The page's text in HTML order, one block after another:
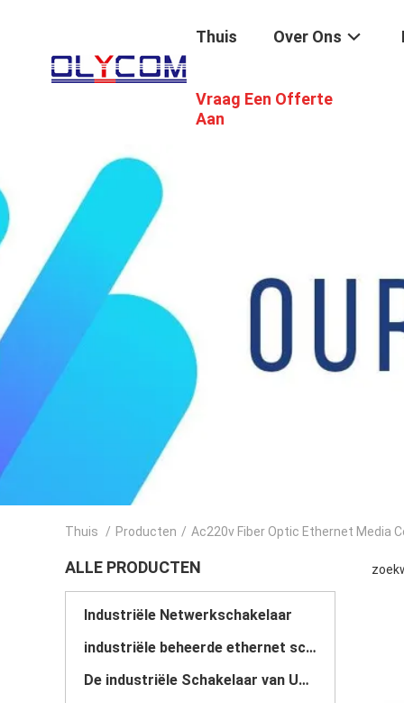
Thuis Over Ons
Vraag Een Offerte
Aan
Thuis / Producten / Ac220v Fiber Optic Ethernet Media
ALLE PRODUCTEN
Industriële Netwerkschakelaar
industriële beheerde ethernet schakelaar
De industriële Schakelaar van Unmanaged POE